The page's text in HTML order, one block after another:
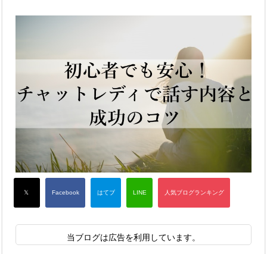
当ブログは広告を利用しています。